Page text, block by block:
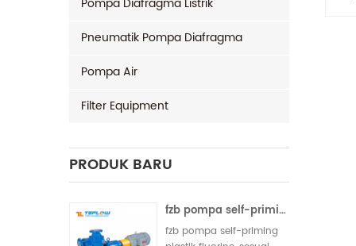
Pneumatik Pompa Diafragma
Pompa Air
Filter Equipment
PRODUK BARU
fzb pompa self-priming plastik fluorin
fzb pompa self-priming